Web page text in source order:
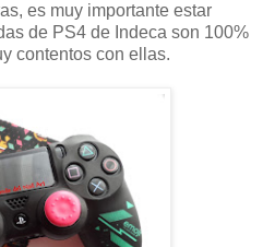
es muy importante estar
de PS4 de Indeca son 100%
contentos con ellas.